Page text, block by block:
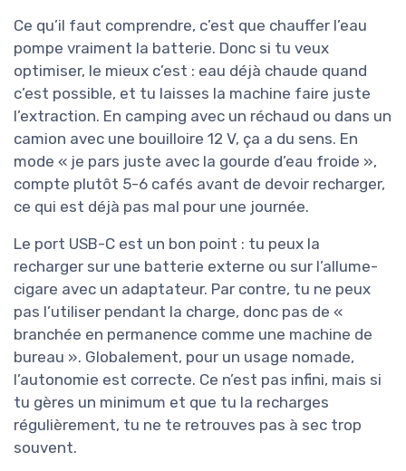
Ce qu’il faut comprendre, c’est que chauffer l’eau
pompe vraiment la batterie. Donc si tu veux
optimiser, le mieux c’est : eau déjà chaude quand
c’est possible, et tu laisses la machine faire juste
l’extraction. En camping avec un réchaud ou dans un
camion avec une bouilloire 12 V, ça a du sens. En
mode « je pars juste avec la gourde d’eau froide »,
compte plutôt 5-6 cafés avant de devoir recharger,
ce qui est déjà pas mal pour une journée.
Le port USB-C est un bon point : tu peux la
recharger sur une batterie externe ou sur l’allume-
cigare avec un adaptateur. Par contre, tu ne peux
pas l’utiliser pendant la charge, donc pas de «
branchée en permanence comme une machine de
bureau ». Globalement, pour un usage nomade,
l’autonomie est correcte. Ce n’est pas infini, mais si
tu gères un minimum et que tu la recharges
régulièrement, tu ne te retrouves pas à sec trop
souvent.